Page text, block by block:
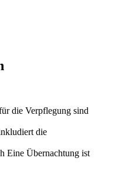
die Verpflegung sind
die
Eine Übernachtung ist